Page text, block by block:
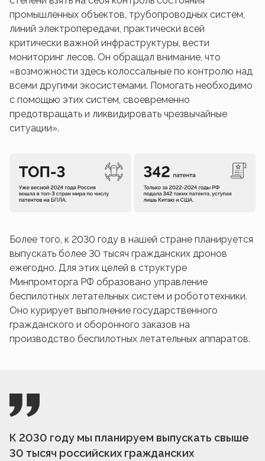
промышленных объектов, трубопроводных систем,
линий электропередачи, практически всей
критически важной инфраструктуры, вести
мониторинг лесов. Он обращал внимание, что
«возможности здесь колоссальные по контролю над
всеми другими экосистемами. Помогать необходимо
с помощью этих систем, своевременно
предотвращать и ликвидировать чрезвычайные
ситуации».
Более того, к 2030 году в нашей стране планируется
выпускать более 30 тысяч гражданских дронов
ежегодно. Для этих целей в структуре
Минпромторга РФ образовано управление
беспилотных летательных систем и робототехники.
Оно курирует выполнение государственного
гражданского и оборонного заказов на
производство беспилотных летательных аппаратов.
К 2030 году мы планируем выпускать свыше
30 тысяч российских гражданских